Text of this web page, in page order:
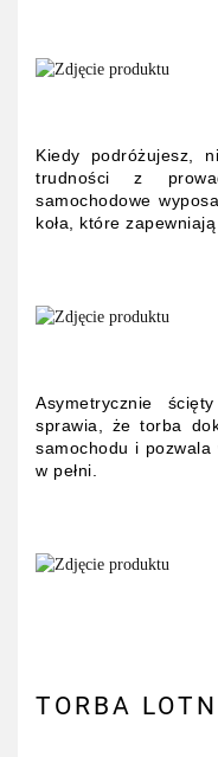
Kiedy podróżujesz,
trudności z
samochodowe
koła, które
Asymetrycznie
sprawia, że torba
samochodu i
w pełni.
TORBA